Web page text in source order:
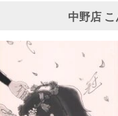
中野店